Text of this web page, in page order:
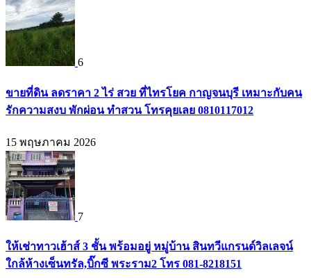
6
ขายที่ดิน ลดราคา 2 ไร่ สวย ที่ไทรโยค กาญจนบุรี เหมาะกับคน
รักความสงบ พักผ่อน ทำสวน โทรคุยเลย 0810117012
15 พฤษภาคม 2026
7
ให้เช่าทาวเฮ้าส์ 3 ชั้น พร้อมอยู่ หมู่บ้าน สินทวีแกรนด์วิลเลจน์
ใกล้ห้างเซ็นทรัล,บิ๊กซี พระราม2 โทร 081-8218151